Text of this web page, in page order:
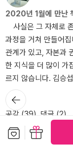
사상사 연구자 오구
서, 사회적 맥락에서
용들을 담고 있습니
공자가 살던 춘추시
대사>가 좋은 출발점이 될
사 연구자 이사야 벌
히는 책입니다. 이 책
사적 흐름들을 조명
자신의 저서에 녹여
는 이들 그리고 마르
실험은 짐바르도를
심리학협회 회장까지
제에서는 일어나지
얼리티 쇼 형식으로
함을 이겨내기 힘들
다. 왜 짐바르도의 실
을 벗은 채 15분 동안
실험은 조작되었다.
감자들을 더 가혹하
racteristics): 참가자
험목적에 부합하도
한 남미를 ‘만성적인
미국 정치경제학의
오도넬의 경직된 단
고 있으며 산업 발달
과하고 있다고 지적
수 있으려면, 좌파와
진적인 해법이나 과
없을 것이라는 견해에서 멀어
으로 가장 발전한 나
의 길을 먼저 갔을
라도 모든 자본주의
바로 다음 단락에서
만물의 척도로 보는
이 끊겨 있었다는 걸
다. 마키아벨리가 그
으니 온갖 고전 작가
86년 그의 나이 열일
비우스의 『로마사』
스로부터 지대한 영
던 포조 브라치올리니
본성에 관하여』를 직
습니다. 바티칸 국립
로 마키아벨리가 쓴
리가 『군주론』을
2020년 1월에 만난
사실은 그 자체로
과정을 거쳐 만들어
관계가 있고, 자본과
한 지식을 더 많이 가
르지 않습니다. 김승
과 측정되지 않는 고
며 정도를 넘지 않는 충실한 책
쓰고 있거나 읽고 있는 하나같이 벽돌 책인 빌 브라이슨 책을
양장으로 안 내는 게
내는 특징이 있죠.
공감 (39) 댓글 (2)
겨울호랑이
뒤로가
기